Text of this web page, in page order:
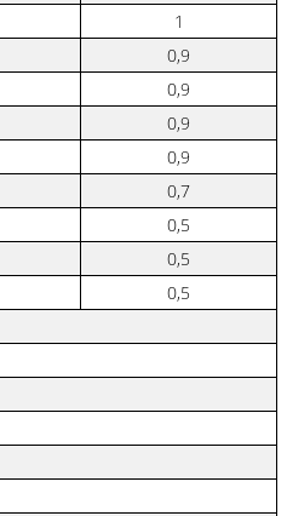
1
0,9
0,9
0,9
0,9
0,7
0,5
0,5
0,5